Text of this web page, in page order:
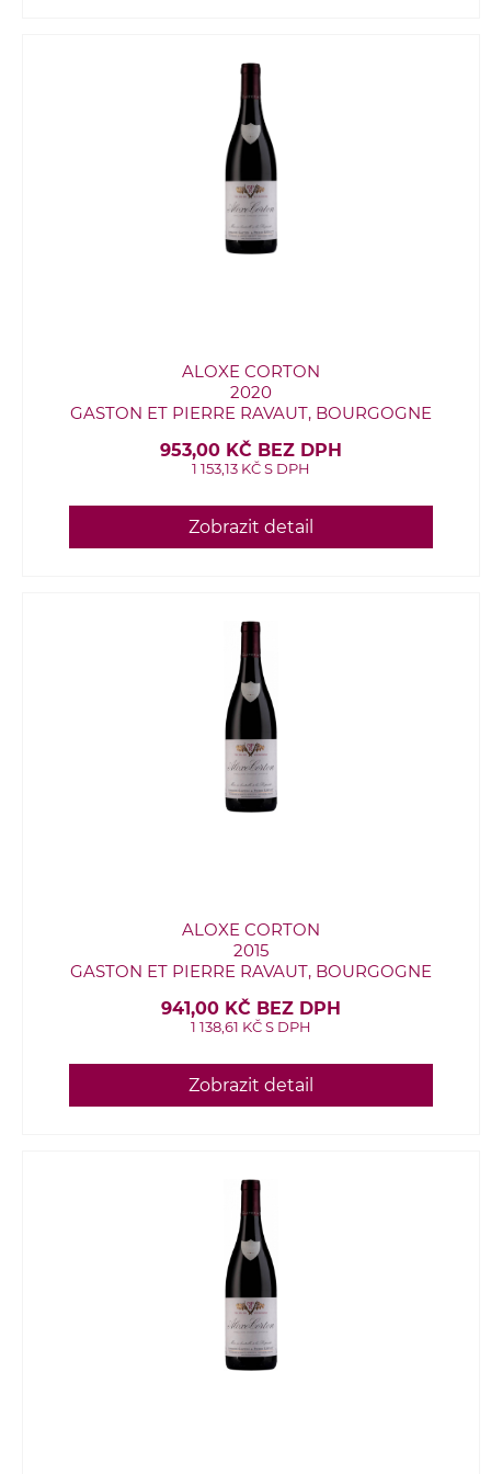
ALOXE CORTON
2020
GASTON ET PIERRE RAVAUT, BOURGOGNE
953,00 KČ BEZ DPH
1 153,13 KČ S DPH
Zobrazit detail
ALOXE CORTON
2015
GASTON ET PIERRE RAVAUT, BOURGOGNE
941,00 KČ BEZ DPH
1 138,61 KČ S DPH
Zobrazit detail